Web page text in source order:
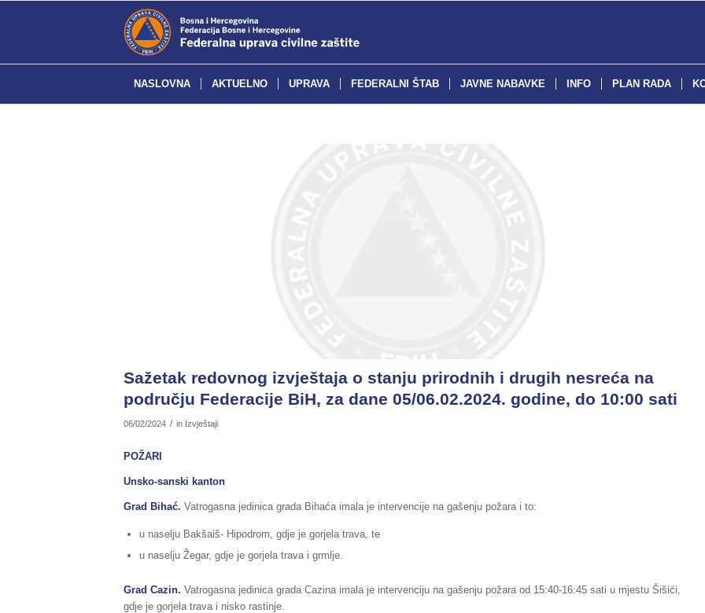
NASLOVNA AKTUELNO UPRAVA FEDERALNI ŠTAB JAVNE NABAVKE INFO PLAN RADA
Sažetak redovnog izvještaja o stanju prirodnih i drugih nesreća na
području Federacije BiH, za dane 05/06.02.2024. godine, do 10:00 sati
06/02/2024 / in Izvještaji
POŽARI
Unsko-sanski kanton
Grad Bihać. Vatrogasna jedinica grada Bihaća imala je intervencije na gašenju požara i to:
u naselju Bakšaiš- Hipodrom, gdje je gorjela trava, te
u naselju Žegar, gdje je gorjela trava i grmlje.
Grad Cazin. Vatrogasna jedinica grada Cazina imala je intervenciju na gašenju požara od 15:40-16:45 sati u mjestu Šišići,
gdje je gorjela trava i nisko rastinje.